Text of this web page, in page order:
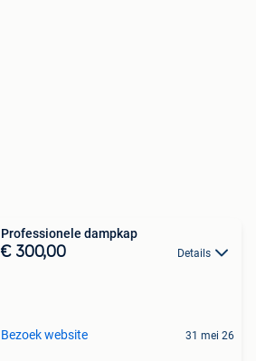
Professionele dampkap
€ 300,00 Details
Bezoek website 31 mei 26